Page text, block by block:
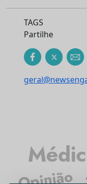
TAGS
Partilhe